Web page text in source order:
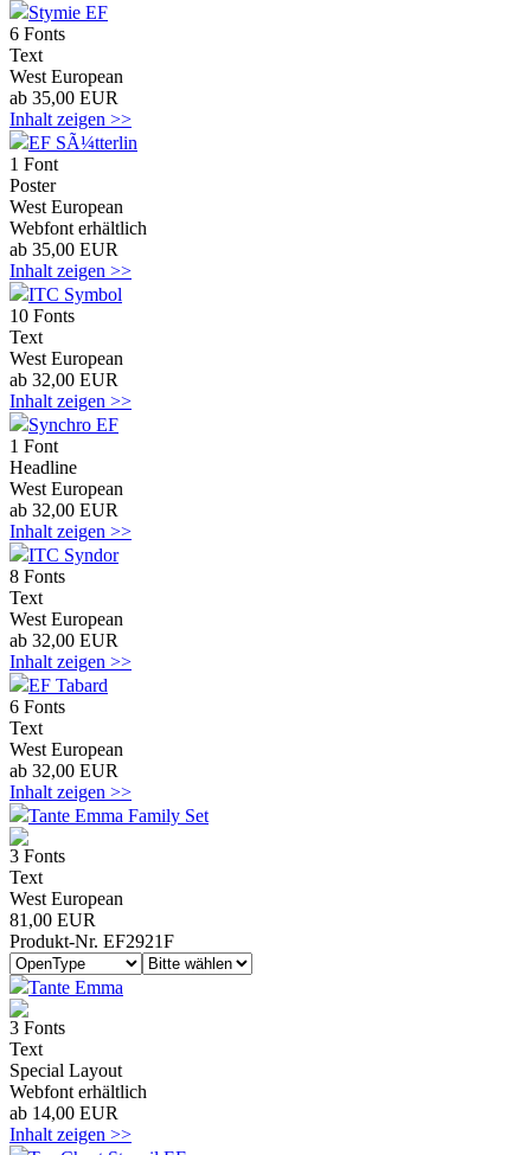
Stymie EF
6 Fonts
Text
West European
ab 35,00 EUR
Inhalt zeigen >>
EF SÃ¼tterlin
1 Font
Poster
West European
Webfont erhältlich
ab 35,00 EUR
Inhalt zeigen >>
ITC Symbol
10 Fonts
Text
West European
ab 32,00 EUR
Inhalt zeigen >>
Synchro EF
1 Font
Headline
West European
ab 32,00 EUR
Inhalt zeigen >>
ITC Syndor
8 Fonts
Text
West European
ab 32,00 EUR
Inhalt zeigen >>
EF Tabard
6 Fonts
Text
West European
ab 32,00 EUR
Inhalt zeigen >>
Tante Emma Family Set
3 Fonts
Text
West European
81,00 EUR
Produkt-Nr. EF2921F
Tante Emma
3 Fonts
Text
Special Layout
Webfont erhältlich
ab 14,00 EUR
Inhalt zeigen >>